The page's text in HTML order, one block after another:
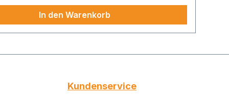
Erwachsene
In den Warenkorb
Kundenservice